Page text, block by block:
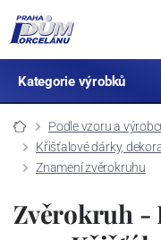
Kategorie výrobků
Podle vzoru a
Křišťalové dárky,
Znamení zvěrokruhu
Zvěrokruh -